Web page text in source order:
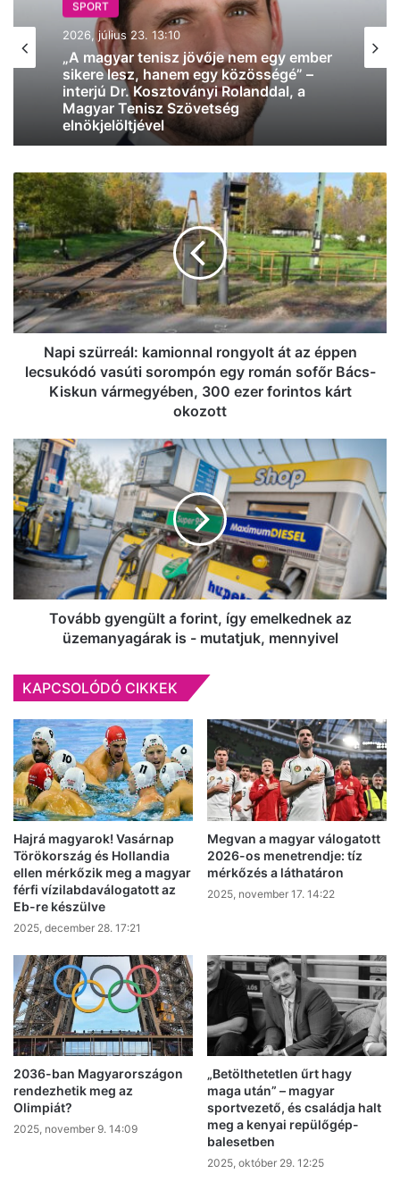
SPORT
2026, július 23. 13:10
„A magyar tenisz jövője nem egy ember
sikere lesz, hanem egy közösségé” –
interjú Dr. Kosztoványi Rolanddal, a
Magyar Tenisz Szövetség
elnökjelöltjével
SPORT
2026, május 31. 11:02
BL-döntő: a PSG nyert, Budapesten
szombaton már nem volt
tömegverekedés, de Párizsban durván
elszabadult az ünneplés
Napi
szürreál:
kamionnal
rongyolt
át
az
éppen
lecsukódó
vasúti
sorompón
egy
Kiskun
vármegyében,
300
ezer
forintos
kárt
okozott
Napi szürreál: kamionnal rongyolt át az éppen
lecsukódó vasúti sorompón egy román sofőr Bács-
Kiskun vármegyében, 300 ezer forintos kárt
okozott
Tovább
gyengült
a
forint,
így
emelkednek
az
üzemanyagárak
is
mutatjuk,
Tovább gyengült a forint, így emelkednek az
üzemanyagárak is - mutatjuk, mennyivel
KAPCSOLÓDÓ CIKKEK
Hajrá magyarok! Vasárnap
Törökország és Hollandia
ellen mérkőzik meg a magyar
férfi vízilabdaválogatott az
Eb-re készülve
2025, december 28. 17:21
Megvan a magyar válogatott
2026-os menetrendje: tíz
mérkőzés a láthatáron
2025, november 17. 14:22
2036-ban Magyarországon
rendezhetik meg az
Olimpiát?
2025, november 9. 14:09
„Betölthetetlen űrt hagy
maga után” – magyar
sportvezető, és családja halt
meg a kenyai repülőgép-
balesetben
2025, október 29. 12:25